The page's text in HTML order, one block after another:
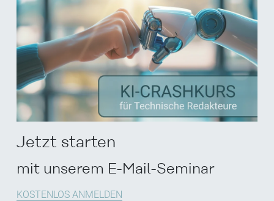
Jetzt starten
mit unserem E-Mail-Seminar
KOSTENLOS ANMELDEN